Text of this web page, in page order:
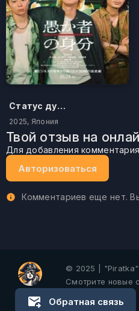
Статус дурака
2025, Япония
Твой отзыв на
Для добавления
Авторизоваться
Комментариев еще нет.
© 2025 | "Piratka"
Смотрите новые
Обратная связь